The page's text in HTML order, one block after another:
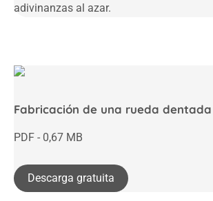
adivinanzas al azar.
Fabricación de una rueda dentada
PDF - 0,67 MB
Descarga gratuita